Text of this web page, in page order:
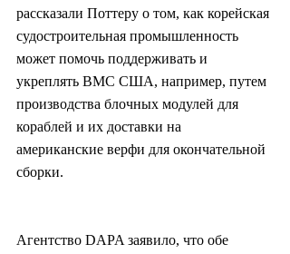
рассказали Поттеру о том, как корейская
судостроительная промышленность
может помочь поддерживать и
укреплять ВМС США, например, путем
производства блочных модулей для
кораблей и их доставки на
американские верфи для окончательной
сборки.
Агентство DAPA заявило, что обе